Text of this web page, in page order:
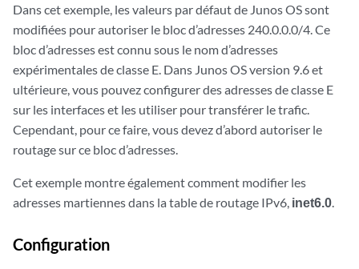
Dans cet exemple, les valeurs par défaut de Junos OS sont
modifiées pour autoriser le bloc d’adresses 240.0.0.0/4. Ce
bloc d’adresses est connu sous le nom d’adresses
expérimentales de classe E. Dans Junos OS version 9.6 et
ultérieure, vous pouvez configurer des adresses de classe E
sur les interfaces et les utiliser pour transférer le trafic.
Cependant, pour ce faire, vous devez d’abord autoriser le
routage sur ce bloc d’adresses.
Cet exemple montre également comment modifier les
adresses martiennes dans la table de routage IPv6, inet6.0.
Configuration